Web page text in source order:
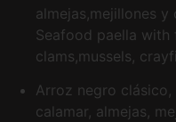
almejas,mejillones y
Seafood paella with
clams,mussels,
Arroz negro
calamar, almejas,